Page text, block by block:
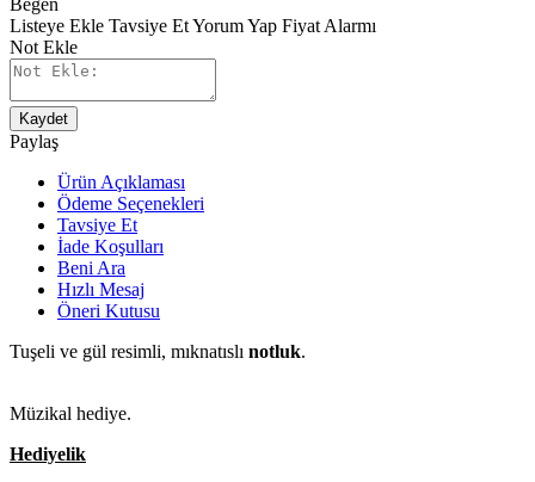
Listeye Ekle Tavsiye EtYorum Yap Fiyat Alarmı
Not Ekle
Kaydet
Paylaş
Ürün Açıklaması
Ödeme Seçenekleri
Tavsiye Et
İade Koşulları
Beni Ara
Hızlı Mesaj
Öneri Kutusu
Tuşeli ve gül resimli, mıknatıslı notluk.
Müzikal hediye.
Hediyelik